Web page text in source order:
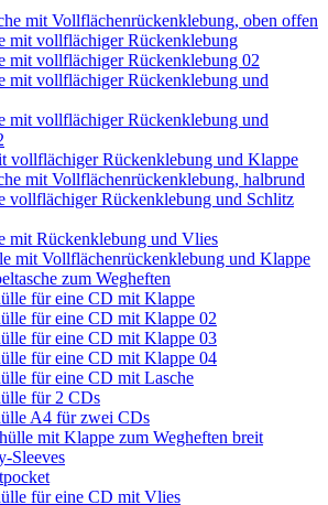
mit Vollflächenrückenklebung, oben offen
mit vollflächiger Rückenklebung
mit vollflächiger Rückenklebung 02
mit vollflächiger Rückenklebung und
mit vollflächiger Rückenklebung und
vollflächiger Rückenklebung und Klappe
mit Vollflächenrückenklebung, halbrund
vollflächiger Rückenklebung und Schlitz
mit Rückenklebung und Vlies
mit Vollflächenrückenklebung und Klappe
zum Wegheften
für eine CD mit Klappe
für eine CD mit Klappe 02
für eine CD mit Klappe 03
für eine CD mit Klappe 04
für eine CD mit Lasche
für 2 CDs
A4 für zwei CDs
mit Klappe zum Wegheften breit
Sleeves
für eine CD mit Vlies